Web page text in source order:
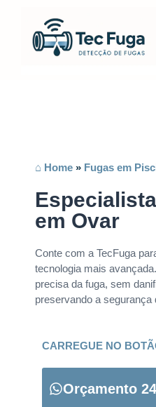
⌂ Home » Fugas em
em Ovar
Conte com a TecFuga
tecnologia mais
precisa da fuga, sem
preservando a
CARREGUE NO
Orçamento